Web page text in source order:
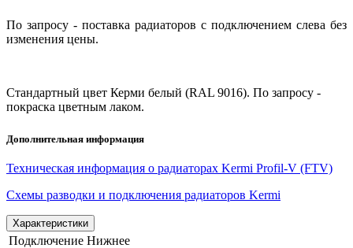
По запросу - поставка радиаторов с подключением слева без
изменения цены.
Стандартный цвет Керми белый (RAL 9016). По запросу -
покраска цветным лаком.
Дополнительная информация
Техническая информация о радиаторах Kermi Profil-V (FTV)
Схемы разводки и подключения радиаторов Kermi
Характеристики
Подключение Нижнее